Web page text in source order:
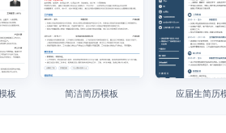
板 简洁简历模板 应届生简历